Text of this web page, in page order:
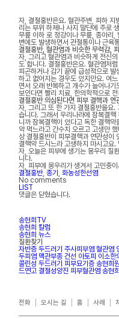
자, 결절홍반은요. 혈관주변, 피하 지
리는 부위 하체나 사지 말단에 주로
무릎 이하 로 정강이나 무릎, 종아리
변에도 발생하면서 관절통이나 근육
결절홍반, 혈관염과 비슷한 무력감,
자, 그리고 혈관염과 비슷하게 전신
도 합니다. 결절홍반은요. 혈관염처
피곤하거나 감기 끝에 급성적으로
하고 없어지는 경우도 있지만요. 여
면서 오래 반복하고 개수가 늘어나
보인다면 빨리 치료, 한의학적으로
결절홍반 의심된다면 피부 결핵과
자, 그리고 또 한 가지 결절홍반을요.
습니다. 그래서 우리나라에 잠복결
니까 잠복결핵이 있다고 독한 결핵
약 먹느라고 간수치 오르고 고생만
상 결절홍반이 피부결핵과 연관성이
결핵약 드시느라 고생하지 마시고요
자, 오늘은 피부에 생기는 몽우리 질
니다.
자, 피부에 몽우리가 생겨서 고민중
결절홍반,종기 ,화농성한선염
No comments
LIST
댓글은 닫혔습니다.
송현희TV
송현희 칼럼
송현희 뉴스
질환찾기
자반증 두드러기 주사피부염 혈관염
두피염 맥관부종 건선 아토피 이소한
콜린성 두드러기 피부묘기증 송현희
드연고 결절성양진 피부혈관염 송현희
전화 오시는 길 홈 사례